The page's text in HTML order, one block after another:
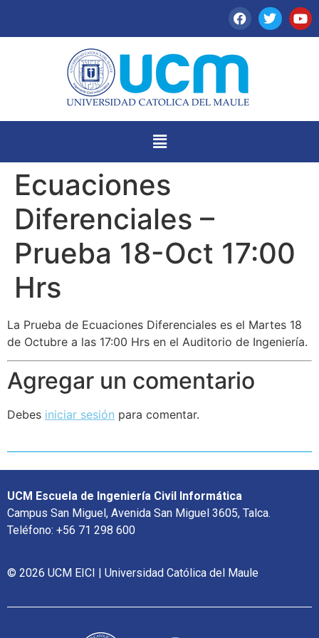
Ecuaciones
Diferenciales –
Prueba 18-Oct 17:00
Hrs
La Prueba de Ecuaciones Diferenciales es el Martes 18
de Octubre a las 17:00 Hrs en el Auditorio de Ingeniería.
Agregar un comentario
Debes iniciar sesión para comentar.
UCM Escuela de Ingeniería Civil Informática
Campus San Miguel, Avenida San Miguel 3605, Talca.
Teléfono: +56 71 298 600
© 2026 UCM EICI | Universidad Católica del Maule